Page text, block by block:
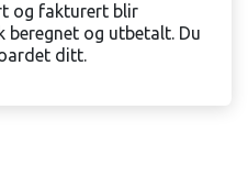
og fakturert blir
og utbetalt. Du
ditt.